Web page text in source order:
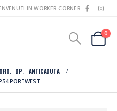
IN WORKER CORNER
0
, DPI, ANTICADUTA
PORTWEST